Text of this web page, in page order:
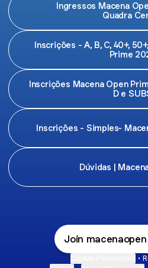
Ingressos Macena
Quadra
Inscrições - A, B, C, 40+,
Prime
Inscrições Macena Open Prime 2025 -
D e
Inscrições - Simples-
Dúvidas |
Join
•